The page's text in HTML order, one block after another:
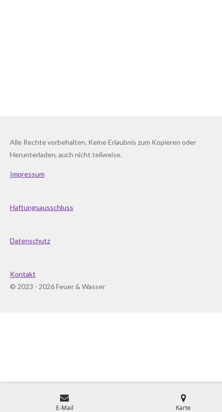
Alle Rechte vorbehalten. Keine Erlaubnis zum Kopieren oder
Herunterladen, auch nicht teilweise.
Impressum
Haftungsausschluss
Datenschutz
Kontakt
© 2023 - 2026 Feuer & Wasser
E-Mail Karte